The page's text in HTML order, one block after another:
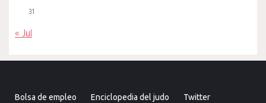
31
« Jul
Bolsa de empleo Enciclopedia del judo Twitter